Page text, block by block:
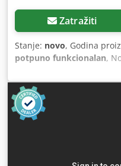
Zatražiti
Stanje: novo, Godina
potpuno funkcionalan,
Okretni razdjelnik SR
dodir Motor 400 V, 50 Hz
podesiva visina i nagib
putem slobodno
potenciometrijskih